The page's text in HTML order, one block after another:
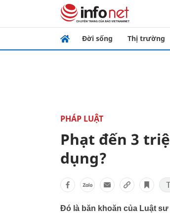
Đời sống Thị trường
PHÁP LUẬT
Phạt đến 3
dụng?
Đó là băn khoăn của Luật